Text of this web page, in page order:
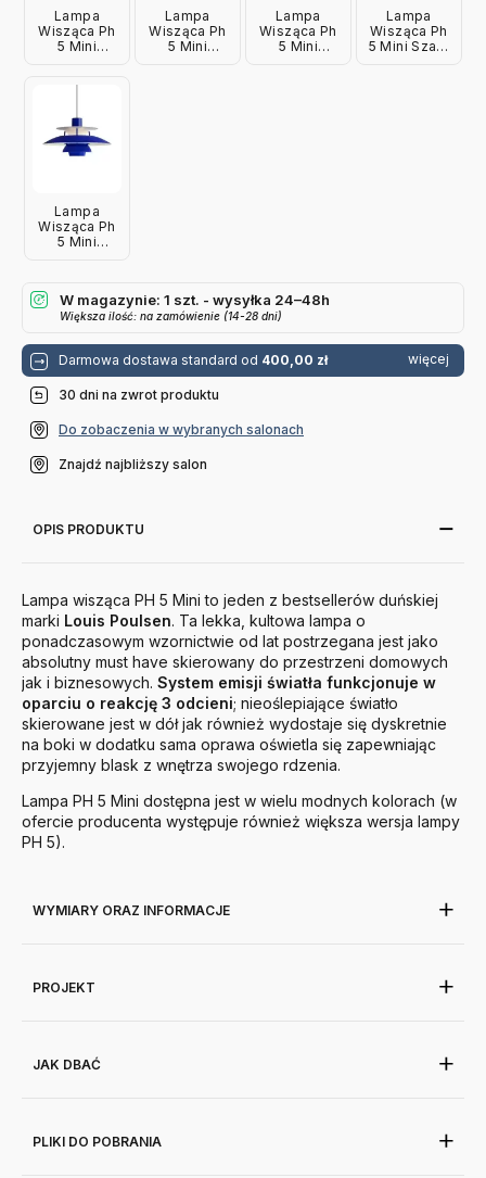
Lampa
Wisząca Ph
5 Mini
Lampa
Wisząca Ph
5 Mini
Lampa
Wisząca Ph
5 Mini
Lampa
Wisząca Ph
5 Mini Szara
Lampa
Wisząca Ph
5 Mini
Poulsen
W magazynie: 1 szt. - wysyłka 24–48h
Większa ilość: na zamówienie (14-28 dni)
Darmowa dostawa standard od 400,00 zł więcej
30 dni na zwrot produktu
Do zobaczenia w wybranych salonach
Znajdź najbliższy salon
OPIS PRODUKTU
Lampa wisząca PH 5 Mini to jeden z bestsellerów duńskiej
marki Louis Poulsen. Ta lekka, kultowa lampa o
ponadczasowym wzornictwie od lat postrzegana jest jako
absolutny must have skierowany do przestrzeni domowych
jak i biznesowych. System emisji światła funkcjonuje w
oparciu o reakcję 3 odcieni; nieoślepiające światło
skierowane jest w dół jak również wydostaje się dyskretnie
na boki w dodatku sama oprawa oświetla się zapewniając
przyjemny blask z wnętrza swojego rdzenia.
Lampa PH 5 Mini dostępna jest w wielu modnych kolorach (w
ofercie producenta występuje również większa wersja lampy
PH 5).
WYMIARY ORAZ INFORMACJE
PROJEKT
JAK DBAĆ
PLIKI DO POBRANIA